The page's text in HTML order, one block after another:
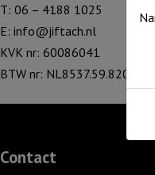
T: 06 – 4188 1025
E: info@jiftach.nl
KVK nr: 60086041
BTW nr: NL8537.59.820.B01
Contact